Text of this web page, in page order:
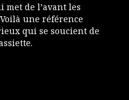
met de l’avant les
une référence
qui se soucient de